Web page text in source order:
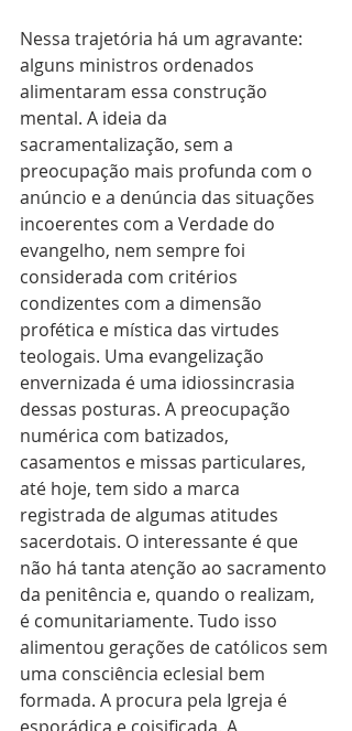
Nessa trajetória há um agravante:
alguns ministros ordenados
alimentaram essa construção
mental. A ideia da
sacramentalização, sem a
preocupação mais profunda com o
anúncio e a denúncia das situações
incoerentes com a Verdade do
evangelho, nem sempre foi
considerada com critérios
condizentes com a dimensão
profética e mística das virtudes
teologais. Uma evangelização
envernizada é uma idiossincrasia
dessas posturas. A preocupação
numérica com batizados,
casamentos e missas particulares,
até hoje, tem sido a marca
registrada de algumas atitudes
sacerdotais. O interessante é que
não há tanta atenção ao sacramento
da penitência e, quando o realizam,
é comunitariamente. Tudo isso
alimentou gerações de católicos sem
uma consciência eclesial bem
formada. A procura pela Igreja é